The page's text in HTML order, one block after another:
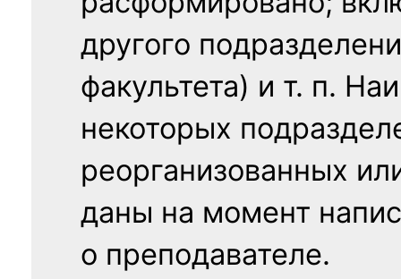
другого
факультета) и т. п.
некоторых
реорганизованных
даны на момент
о преподавателе.